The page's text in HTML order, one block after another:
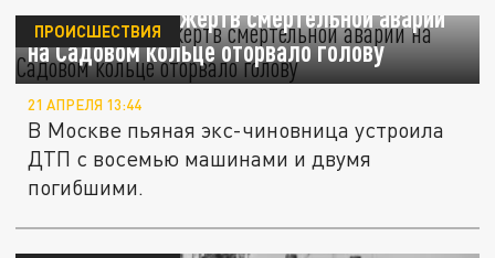
Baza: Одной из жертв смертельной аварии
на Садовом кольце оторвало голову
ПРОИСШЕСТВИЯ
21 АПРЕЛЯ 13:44
В Москве пьяная экс-чиновница устроила
ДТП с восемью машинами и двумя
погибшими.